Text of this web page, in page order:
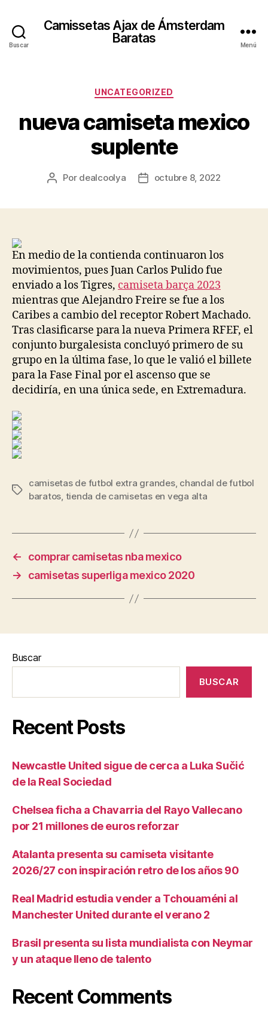
Buscar
Camissetas Ajax de Ámsterdam
Baratas
Menú
Categorías
UNCATEGORIZED
nueva camiseta mexico
suplente
Autor
Por dealcoolya
Fechaoctubre 8, 2022
En medio de la contienda continuaron los
movimientos, pues Juan Carlos Pulido fue
enviado a los Tigres, camiseta barça 2023
mientras que Alejandro Freire se fue a los
Caribes a cambio del receptor Robert Machado.
Tras clasificarse para la nueva Primera RFEF, el
conjunto burgalesista concluyó primero de su
grupo en la última fase, lo que le valió el billete
para la Fase Final por el ascenso que se
decidiría, en una única sede, en Extremadura.
Etiquetas
camisetas de futbol extra grandes, chandal de futbol
baratos, tienda de camisetas en vega alta
←
comprar camisetas nba mexico
→
camisetas superliga mexico 2020
Buscar
BUSCAR
Recent Posts
Newcastle United sigue de cerca a Luka Sučić
de la Real Sociedad
Chelsea ficha a Chavarria del Rayo Vallecano
por 21 millones de euros reforzar
Atalanta presenta su camiseta visitante
2026/27 con inspiración retro de los años 90
Real Madrid estudia vender a Tchouaméni al
Manchester United durante el verano 2
Brasil presenta su lista mundialista con Neymar
y un ataque lleno de talento
Recent Comments